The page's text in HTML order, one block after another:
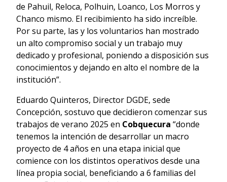
de Pahuil, Reloca, Polhuin, Loanco, Los Morros y
Chanco mismo. El recibimiento ha sido increíble.
Por su parte, las y los voluntarios han mostrado
un alto compromiso social y un trabajo muy
dedicado y profesional, poniendo a disposición sus
conocimientos y dejando en alto el nombre de la
institución”.
Eduardo Quinteros, Director DGDE, sede
Concepción, sostuvo que decidieron comenzar sus
trabajos de verano 2025 en Cobquecura “donde
tenemos la intención de desarrollar un macro
proyecto de 4 años en una etapa inicial que
comience con los distintos operativos desde una
línea propia social, beneficiando a 6 familias del